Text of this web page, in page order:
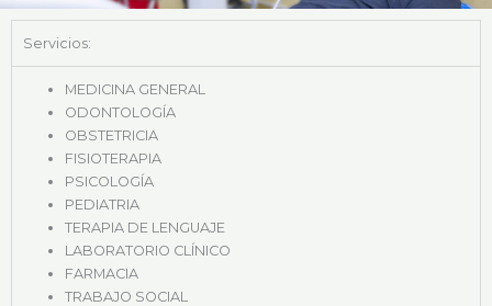
Servicios:
MEDICINA GENERAL
ODONTOLOGÍA
OBSTETRICIA
FISIOTERAPIA
PSICOLOGÍA
PEDIATRIA
TERAPIA DE LENGUAJE
LABORATORIO CLÍNICO
FARMACIA
TRABAJO SOCIAL